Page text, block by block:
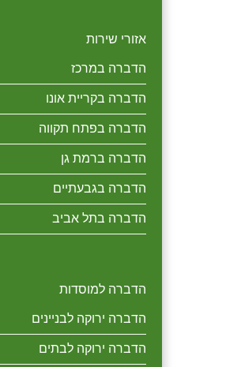
אזורי שירות
הדברה במרכז
הדברה בקריית אונו
הדברה בפתח תקווה
הדברה ברמת גן
הדברה בגבעתיים
הדברה בתל אביב
הדברה למוסדות
הדברה ירוקה לבניינים
הדברה ירוקה לבתים